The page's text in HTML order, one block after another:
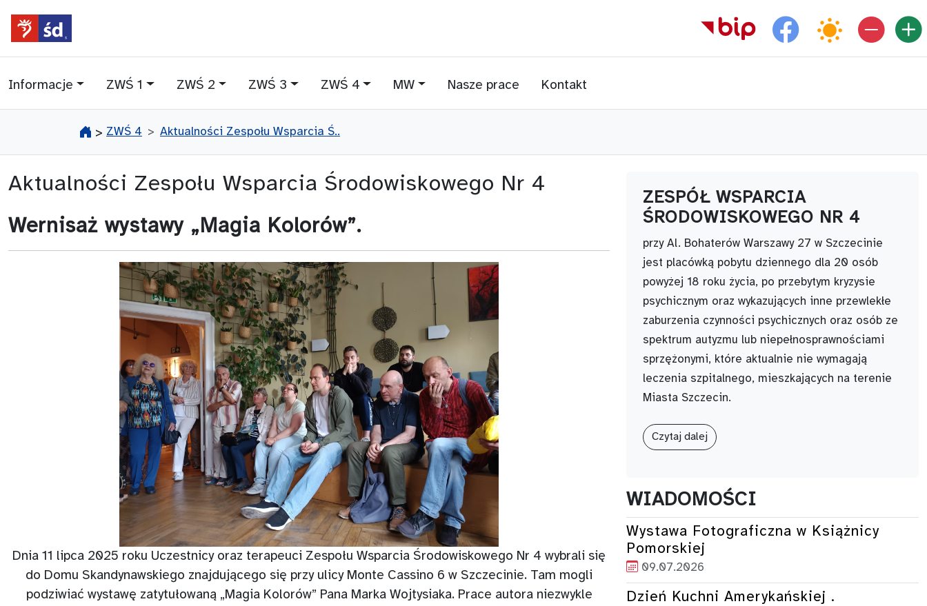
przejdź do głównego menu Facebook jednostki
Informacje ZWŚ 1 ZWŚ 2 ZWŚ 3 ZWŚ 4 MW Nasze prace Kontakt
> ZWŚ 4 Aktualności Zespołu Wsparcia Ś..
Aktualności Zespołu Wsparcia Środowiskowego Nr 4
Wernisaż wystawy „Magia Kolorów”.
Dnia 11 lipca 2025 roku Uczestnicy oraz terapeuci Zespołu Wsparcia Środowiskowego Nr 4 wybrali się
do Domu Skandynawskiego znajdującego się przy ulicy Monte Cassino 6 w Szczecinie. Tam mogli
podziwiać wystawę zatytułowaną „Magia Kolorów” Pana Marka Wojtysiaka. Prace autora niezwykle
ZESPÓŁ WSPARCIA
ŚRODOWISKOWEGO NR 4
przy Al. Bohaterów Warszawy 27 w Szczecinie
jest placówką pobytu dziennego dla 20 osób
powyżej 18 roku życia, po przebytym kryzysie
psychicznym oraz wykazujących inne przewlekłe
zaburzenia czynności psychicznych oraz osób ze
spektrum autyzmu lub niepełnosprawnościami
sprzężonymi, które aktualnie nie wymagają
leczenia szpitalnego, mieszkających na terenie
Miasta Szczecin.
Czytaj dalej
WIADOMOŚCI
Wystawa Fotograficzna w Książnicy
Pomorskiej
09.07.2026
Dzień Kuchni Amerykańskiej .